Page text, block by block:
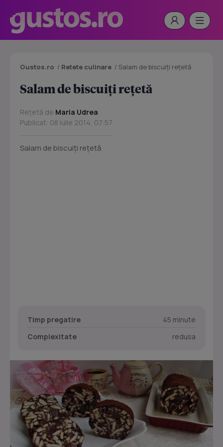
Gustos.ro / Retete culinare / Salam de biscuiţi reţetă
Salam de biscuiţi reţetă
Rețetă de Maria Udrea
Publicat: 08 Iulie 2014, 07:57
Salam de biscuiţi reţetă
Timp pregatire
45 minute
Complexitate
redusa